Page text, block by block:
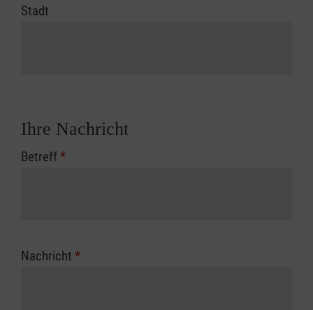
Stadt
Ihre Nachricht
Betreff*
Nachricht *